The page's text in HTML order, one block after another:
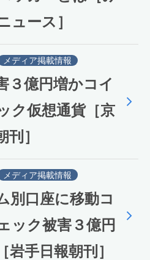
ュース］
メディア掲載情報
３億円増かコイ
ク仮想通貨［京
刊］
メディア掲載情報
別口座に移動コ
ック被害３億円
岩手日報朝刊］